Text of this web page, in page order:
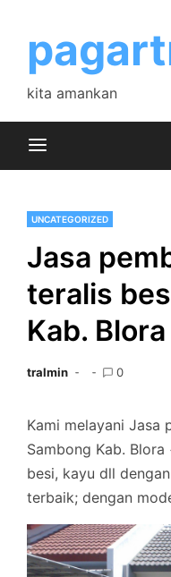
content
kita amankan
UNCATEGORIZED
Jasa
teralis
Kab. Blora
tralmin 0
Kami melayani Jasa
Sambong Kab.
besi, kayu dll
terbaik; dengan